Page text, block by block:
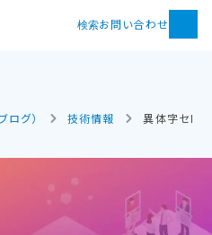
検索お問い合わせ
ログ） 技術情報 異体字セレ